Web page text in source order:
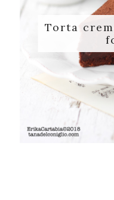
Torta